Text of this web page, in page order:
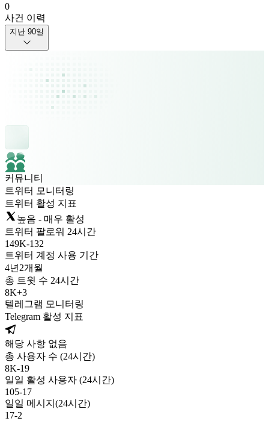
0
사건 이력
지난 90일
커뮤니티
트위터 모니터링
트위터 활성 지표
높음 - 매우 활성
트위터 팔로워 24시간
149K-132
트위터 계정 사용 기간
4년 2개월
총 트윗 수 24시간
8K+3
텔레그램 모니터링
Telegram 활성 지표
해당 사항 없음
총 사용자 수 (24시간)
8K-19
일일 활성 사용자 (24시간)
105-17
일일 메시지(24시간)
17-2